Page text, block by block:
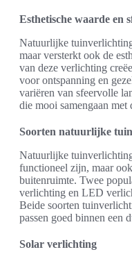
Esthetische waarde en
Natuurlijke
maar versterkt ook de
van deze verlichting
voor ontspanning en
variëren van sfeervolle
die mooi samengaan
Soorten natuurlijke
Natuurlijke
functioneel zijn, maar
buitenruimte. Twee
verlichting en LED
Beide soorten
passen goed binnen een
Solar verlichting